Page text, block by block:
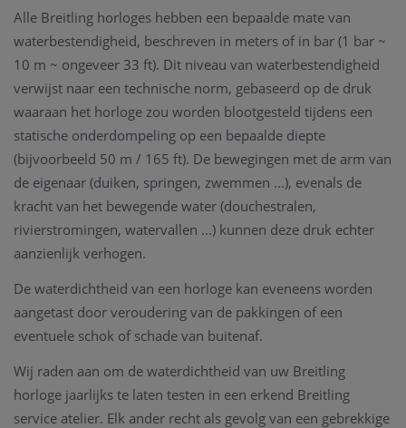
Alle Breitling horloges hebben een bepaalde mate van
waterbestendigheid, beschreven in meters of in bar (1 bar ~
10 m ~ ongeveer 33 ft). Dit niveau van waterbestendigheid
verwijst naar een technische norm, gebaseerd op de druk
waaraan het horloge zou worden blootgesteld tijdens een
statische onderdompeling op een bepaalde diepte
(bijvoorbeeld 50 m / 165 ft). De bewegingen met de arm van
de eigenaar (duiken, springen, zwemmen ...), evenals de
kracht van het bewegende water (douchestralen,
rivierstromingen, watervallen ...) kunnen deze druk echter
aanzienlijk verhogen.
De waterdichtheid van een horloge kan eveneens worden
aangetast door veroudering van de pakkingen of een
eventuele schok of schade van buitenaf.
Wij raden aan om de waterdichtheid van uw Breitling
horloge jaarlijks te laten testen in een erkend Breitling
service atelier. Elk ander recht als gevolg van een gebrekkige